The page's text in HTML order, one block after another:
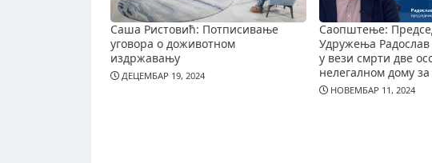
Саша Ристовић: Потписивање
уговора о доживотном
издржавању
ДЕЦЕМБАР 19, 2024
Саопштење:
Удружења
у вези смрти две
нелегалном дому за
НОВЕМБАР 11, 2024